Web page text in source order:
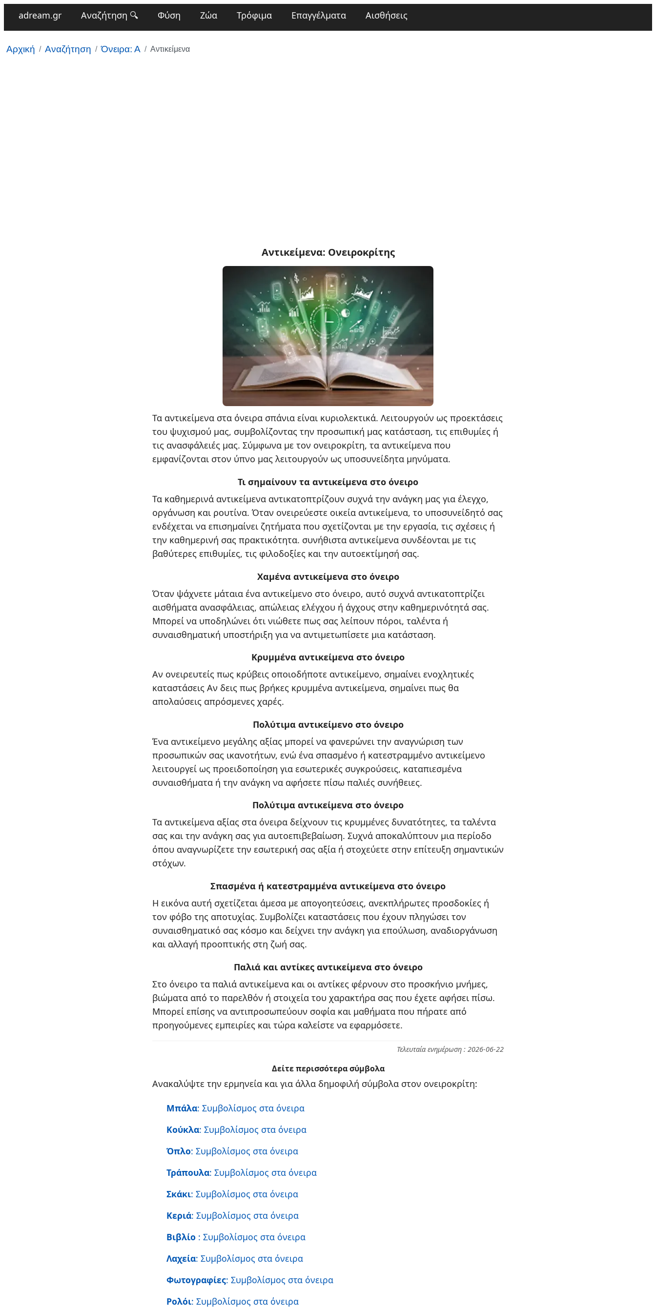
adream.gr Αναζήτηση 🔍 Φύση Ζώα Τρόφιμα Επαγγέλματα Αισθήσεις
Αρχική Αναζήτηση Όνειρα: Α Αντικείμενα
Αντικείμενα: Ονειροκρίτης
Τα αντικείμενα στα όνειρα σπάνια είναι κυριολεκτικά. Λειτουργούν ως προεκτάσεις
του ψυχισμού μας, συμβολίζοντας την προσωπική μας κατάσταση, τις επιθυμίες ή
τις ανασφάλειές μας. Σύμφωνα με τον ονειροκρίτη, τα αντικείμενα που
εμφανίζονται στον ύπνο μας λειτουργούν ως υποσυνείδητα μηνύματα.
Τι σημαίνουν τα αντικείμενα στο όνειρο
Τα καθημερινά αντικείμενα αντικατοπτρίζουν συχνά την ανάγκη μας για έλεγχο,
οργάνωση και ρουτίνα. Όταν ονειρεύεστε οικεία αντικείμενα, το υποσυνείδητό σας
ενδέχεται να επισημαίνει ζητήματα που σχετίζονται με την εργασία, τις σχέσεις ή
την καθημερινή σας πρακτικότητα. συνήθιστα αντικείμενα συνδέονται με τις
βαθύτερες επιθυμίες, τις φιλοδοξίες και την αυτοεκτίμησή σας.
Χαμένα αντικείμενα στο όνειρο
Όταν ψάχνετε μάταια ένα αντικείμενο στο όνειρο, αυτό συχνά αντικατοπτρίζει
αισθήματα ανασφάλειας, απώλειας ελέγχου ή άγχους στην καθημερινότητά σας.
Μπορεί να υποδηλώνει ότι νιώθετε πως σας λείπουν πόροι, ταλέντα ή
συναισθηματική υποστήριξη για να αντιμετωπίσετε μια κατάσταση.
Κρυμμένα αντικείμενα στο όνειρο
Αν ονειρευτείς πως κρύβεις οποιοδήποτε αντικείμενο, σημαίνει ενοχλητικές
καταστάσεις Αν δεις πως βρήκες κρυμμένα αντικείμενα, σημαίνει πως θα
απολαύσεις απρόσμενες χαρές.
Πολύτιμα αντικείμενο στο όνειρο
Ένα αντικείμενο μεγάλης αξίας μπορεί να φανερώνει την αναγνώριση των
προσωπικών σας ικανοτήτων, ενώ ένα σπασμένο ή κατεστραμμένο αντικείμενο
λειτουργεί ως προειδοποίηση για εσωτερικές συγκρούσεις, καταπιεσμένα
συναισθήματα ή την ανάγκη να αφήσετε πίσω παλιές συνήθειες.
Πολύτιμα αντικείμενα στο όνειρο
Τα αντικείμενα αξίας στα όνειρα δείχνουν τις κρυμμένες δυνατότητες, τα ταλέντα
σας και την ανάγκη σας για αυτοεπιβεβαίωση. Συχνά αποκαλύπτουν μια περίοδο
όπου αναγνωρίζετε την εσωτερική σας αξία ή στοχεύετε στην επίτευξη σημαντικών
στόχων.
Σπασμένα ή κατεστραμμένα αντικείμενα στο όνειρο
Η εικόνα αυτή σχετίζεται άμεσα με απογοητεύσεις, ανεκπλήρωτες προσδοκίες ή
τον φόβο της αποτυχίας. Συμβολίζει καταστάσεις που έχουν πληγώσει τον
συναισθηματικό σας κόσμο και δείχνει την ανάγκη για επούλωση, αναδιοργάνωση
και αλλαγή προοπτικής στη ζωή σας.
Παλιά και αντίκες αντικείμενα στο όνειρο
Στο όνειρο τα παλιά αντικείμενα και οι αντίκες φέρνουν στο προσκήνιο μνήμες,
βιώματα από το παρελθόν ή στοιχεία του χαρακτήρα σας που έχετε αφήσει πίσω.
Μπορεί επίσης να αντιπροσωπεύουν σοφία και μαθήματα που πήρατε από
προηγούμενες εμπειρίες και τώρα καλείστε να εφαρμόσετε.
Τελευταία ενημέρωση : 2026-06-22
Δείτε περισσότερα σύμβολα
Ανακαλύψτε την ερμηνεία και για άλλα δημοφιλή σύμβολα στον ονειροκρίτη:
Μπάλα: Συμβολίσμος στα όνειρα
Κούκλα: Συμβολίσμος στα όνειρα
Όπλο: Συμβολίσμος στα όνειρα
Τράπουλα: Συμβολίσμος στα όνειρα
Σκάκι: Συμβολίσμος στα όνειρα
Κεριά: Συμβολίσμος στα όνειρα
Βιβλίο : Συμβολίσμος στα όνειρα
Λαχεία: Συμβολίσμος στα όνειρα
Φωτογραφίες: Συμβολίσμος στα όνειρα
Ρολόι: Συμβολίσμος στα όνειρα